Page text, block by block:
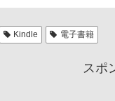
Kindle 電子書籍
スポ